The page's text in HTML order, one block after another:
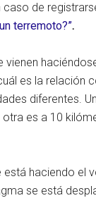
de
terremoto?”.
es la relación
diferentes.
es a 10
haciendo el
se está